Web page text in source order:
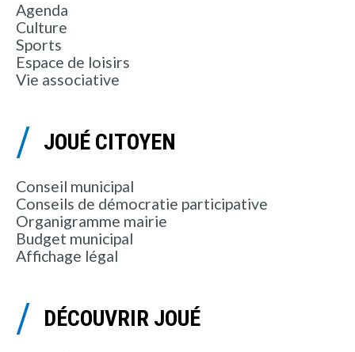
Agenda
Culture
Sports
Espace de loisirs
Vie associative
JOUÉ CITOYEN
Conseil municipal
Conseils de démocratie participative
Organigramme mairie
Budget municipal
Affichage légal
DÉCOUVRIR JOUÉ